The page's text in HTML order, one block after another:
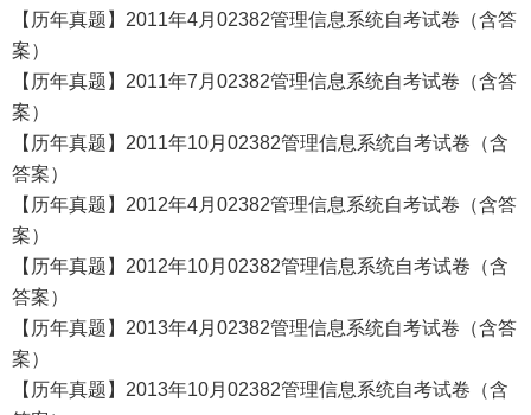
【历年真题】2011年4月02382管理信息系统自考试卷（含答
案）
【历年真题】2011年7月02382管理信息系统自考试卷（含答
案）
【历年真题】2011年10月02382管理信息系统自考试卷（含
答案）
【历年真题】2012年4月02382管理信息系统自考试卷（含答
案）
【历年真题】2012年10月02382管理信息系统自考试卷（含
答案）
【历年真题】2013年4月02382管理信息系统自考试卷（含答
案）
【历年真题】2013年10月02382管理信息系统自考试卷（含